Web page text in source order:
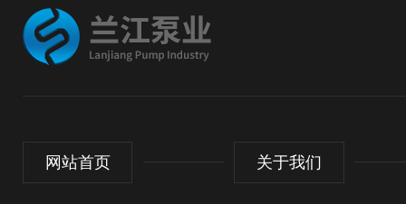
网站首页 关于我们